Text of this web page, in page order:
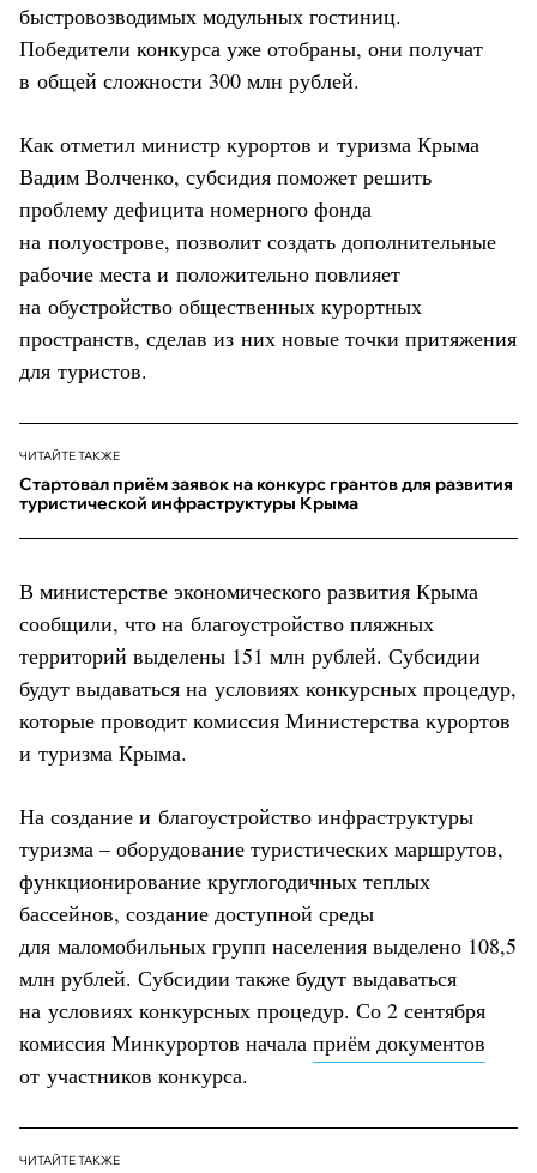
быстровозводимых модульных гостиниц.
Победители конкурса уже отобраны, они получат
в общей сложности 300 млн рублей.
Как отметил министр курортов и туризма Крыма
Вадим Волченко, субсидия поможет решить
проблему дефицита номерного фонда
на полуострове, позволит создать дополнительные
рабочие места и положительно повлияет
на обустройство общественных курортных
пространств, сделав из них новые точки притяжения
для туристов.
ЧИТАЙТЕ ТАКЖЕ
Стартовал приём заявок на конкурс грантов для развития
туристической инфраструктуры Крыма
В министерстве экономического развития Крыма
сообщили, что на благоустройство пляжных
территорий выделены 151 млн рублей. Субсидии
будут выдаваться на условиях конкурсных процедур,
которые проводит комиссия Министерства курортов
и туризма Крыма.
На создание и благоустройство инфраструктуры
туризма – оборудование туристических маршрутов,
функционирование круглогодичных теплых
бассейнов, создание доступной среды
для маломобильных групп населения выделено 108,5
млн рублей. Субсидии также будут выдаваться
на условиях конкурсных процедур. Со 2 сентября
комиссия Минкурортов начала приём документов
от участников конкурса.
ЧИТАЙТЕ ТАКЖЕ